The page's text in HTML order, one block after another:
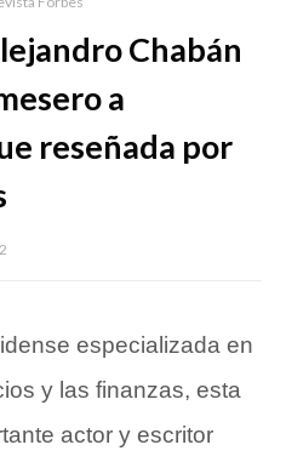
Chabán
a
reseñada por
especializada en
y las finanzas, esta
actor y escritor